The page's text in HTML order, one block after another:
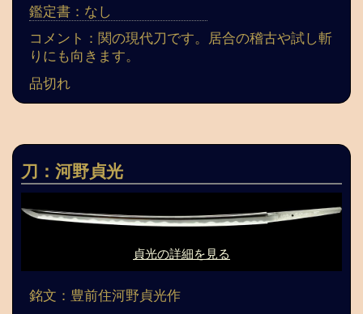
鑑定書：なし
コメント：関の現代刀です。居合の稽古や試し斬
りにも向きます。
品切れ
刀：河野貞光
貞光の詳細を見る
銘文：豊前住河野貞光作